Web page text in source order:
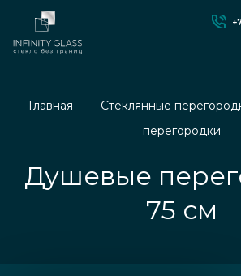
Главная Стеклянные
перегородки
Душевые
75 см